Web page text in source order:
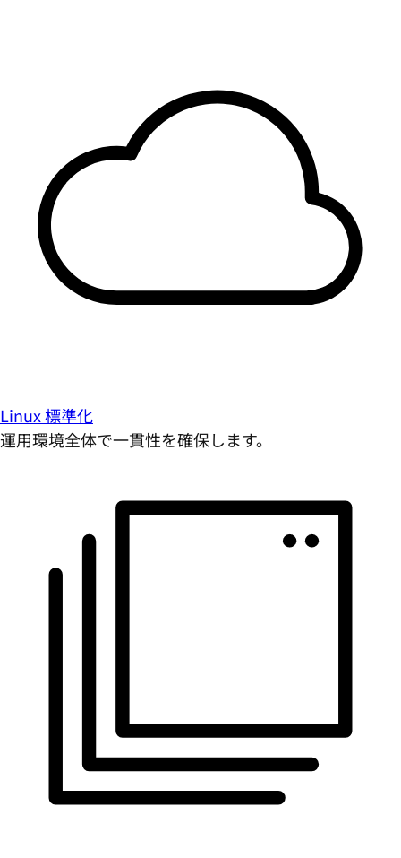
Linux 標準化
運用環境全体で一貫性を確保します。